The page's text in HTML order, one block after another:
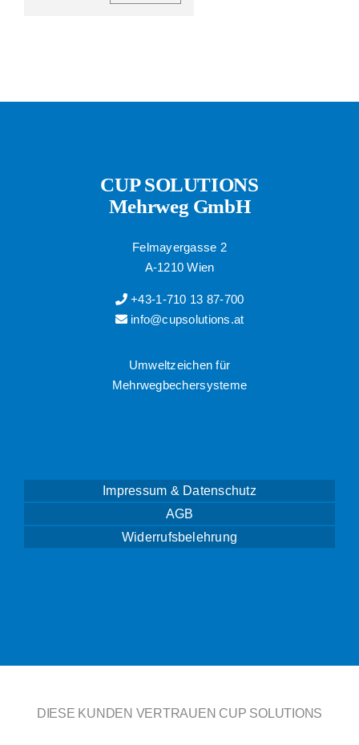
CUP SOLUTIONS
Mehrweg GmbH
Felmayergasse 2
A-1210 Wien
+43-1-710 13 87-700
info@cupsolutions.at
Umweltzeichen für
Mehrwegbechersysteme
Impressum & Datenschutz
AGB
Widerrufsbelehrung
DIESE KUNDEN VERTRAUEN CUP SOLUTIONS